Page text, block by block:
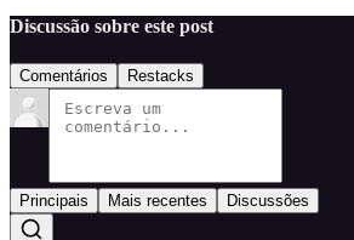
Discussão sobre este post
Comentários Restacks
Principais Mais recentes Discussões